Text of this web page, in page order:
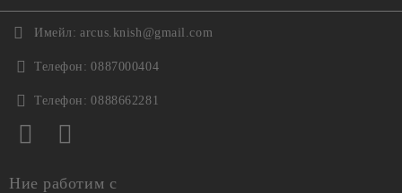
Имейл: arcus.knish@gmail.com
Телефон: 0887000404
Телефон: 0888662281
Ние работим с